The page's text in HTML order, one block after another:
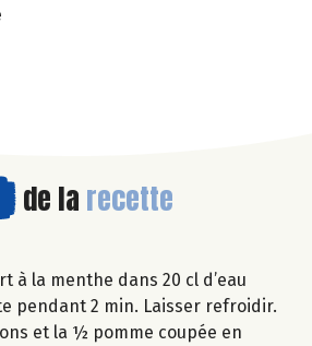
de la recette
à la menthe dans 20 cl d’eau
pendant 2 min. Laisser refroidir.
et la ½ pomme coupée en